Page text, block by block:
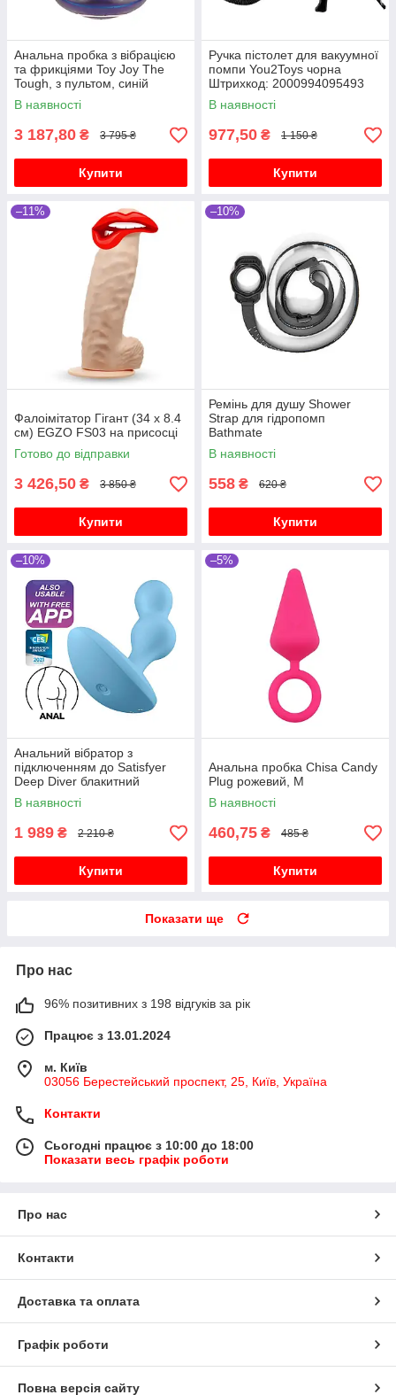
Анальна пробка з вібрацією
та фрикціями Toy Joy The
Tough, з пультом, синій
В наявності
3 187,80 ₴ 3 795 ₴
Купити
Ручка пістолет для вакуумної
помпи You2Toys чорна
Штрихкод: 2000994095493
В наявності
977,50 ₴ 1 150 ₴
Купити
–11%
Фалоімітатор Гігант (34 х 8.4
см) EGZO FS03 на присосці
Готово до відправки
3 426,50 ₴ 3 850 ₴
Купити
–10%
Ремінь для душу Shower
Strap для гідропомп
Bathmate
В наявності
558 ₴ 620 ₴
Купити
–10%
Анальний вібратор з
підключенням до Satisfyer
Deep Diver блакитний
В наявності
1 989 ₴ 2 210 ₴
Купити
–5%
Анальна пробка Chisa Candy
Plug рожевий, M
В наявності
460,75 ₴ 485 ₴
Купити
Показати ще
Про нас
96% позитивних з 198 відгуків за рік
Працює з 13.01.2024
м. Київ
03056 Берестейський проспект, 25, Київ, Україна
Контакти
Сьогодні працює з 10:00 до 18:00
Показати весь графік роботи
Про нас
Контакти
Доставка та оплата
Графік роботи
Повна версія сайту